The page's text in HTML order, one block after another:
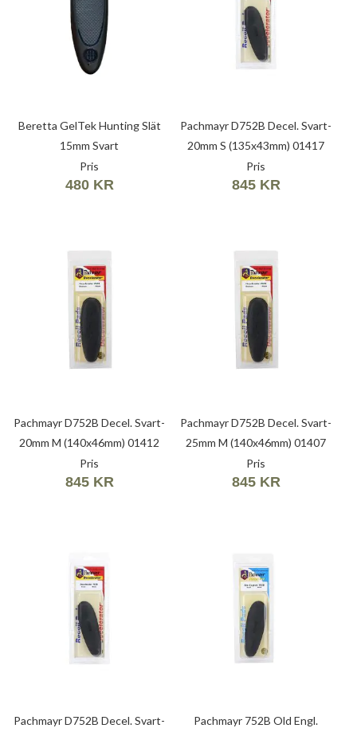
Beretta GelTek Hunting Slät
15mm Svart
Pris
480 KR
Pachmayr D752B Decel. Svart-
20mm S (135x43mm) 01417
Pris
845 KR
Pachmayr D752B Decel. Svart-
20mm M (140x46mm) 01412
Pris
845 KR
Pachmayr D752B Decel. Svart-
25mm M (140x46mm) 01407
Pris
845 KR
Pachmayr D752B Decel. Svart-
Pachmayr 752B Old Engl.